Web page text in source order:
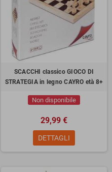
SCACCHI classico GIOCO DI
STRATEGIA in legno CAYRO età 8+
Non disponibile
29,99 €
DETTAGLI